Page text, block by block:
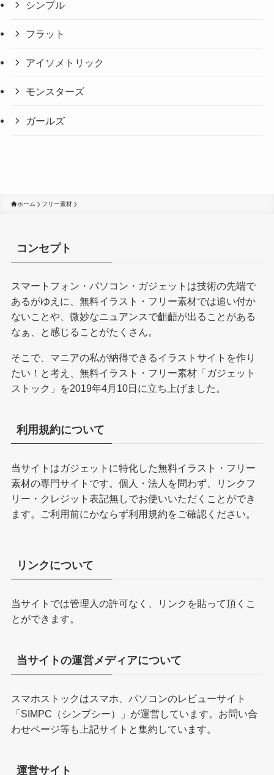
シンプル
フラット
アイソメトリック
モンスターズ
ガールズ
ホーム フリー素材
コンセプト
スマートフォン・パソコン・ガジェットは技術の先端で
あるがゆえに、無料イラスト・フリー素材では追い付か
ないことや、微妙なニュアンスで齟齬が出ることがある
なぁ、と感じることがたくさん。
そこで、マニアの私が納得できるイラストサイトを作り
たい！と考え、無料イラスト・フリー素材「ガジェット
ストック」を2019年4月10日に立ち上げました。
利用規約について
当サイトはガジェットに特化した無料イラスト・フリー
素材の専門サイトです。個人・法人を問わず、リンクフ
リー・クレジット表記無しでお使いいただくことができ
ます。ご利用前にかならず利用規約をご確認ください。
リンクについて
当サイトでは管理人の許可なく、リンクを貼って頂くこ
とができます。
当サイトの運営メディアについて
スマホストックはスマホ、パソコンのレビューサイト
「SIMPC（シンプシー）
」が運営しています。お問い合
わせページ等も上記サイトと集約しています。
運営サイト